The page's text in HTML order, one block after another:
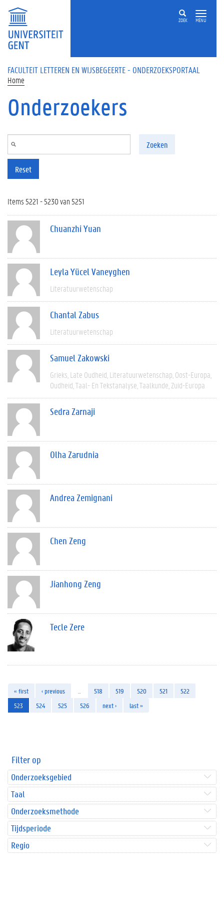
Overslaan en naar de inhoud gaan
ZOEK MENU
FACULTEIT LETTEREN EN WIJSBEGEERTE - ONDERZOEKSPORTAAL
Home
Onderzoekers
Zoeken
Reset
Items 5221 - 5230 van 5251
Chuanzhi Yuan
Leyla Yücel Vaneyghen
Literatuurwetenschap
Chantal Zabus
Literatuurwetenschap
Samuel Zakowski
Grieks Late Oudheid Literatuurwetenschap Oost-Europa
Oudheid Taal- En Tekstanalyse Taalkunde Zuid-Europa
Sedra Zarnaji
Olha Zarudnia
Andrea Zemignani
Chen Zeng
Jianhong Zeng
Tecle Zere
« first ‹ previous 518 519 520 521
522
523
524 525 526 next › last »
Filter op
Onderzoeksgebied
Taal
Onderzoeksmethode
Tijdsperiode
Regio